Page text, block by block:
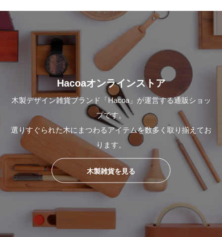
Hacoaオンラインストア
木製デザイン雑貨ブランド「Hacoa」が運営する通販ショッ
プです。
選りすぐられた木にまつわるアイテムを数多く取り揃えてお
ります。
木製雑貨を見る